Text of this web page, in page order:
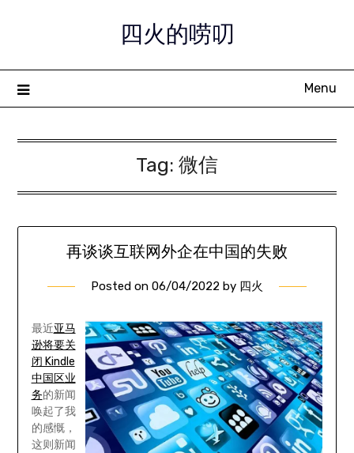
四火的唠叨
Menu
Tag: 微信
再谈谈互联网外企在中国的失败
Posted on 06/04/2022 by 四火
最近亚马
逊将要关
闭 Kindle
中国区业
务的新闻
唤起了我
的感慨，
这则新闻